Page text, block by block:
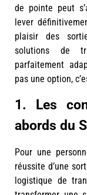
de pointe peut
lever
plaisir des
solutions de
parfaitement
pas une option,
1. Les
abords du
Pour une
réussite d’une
logistique de